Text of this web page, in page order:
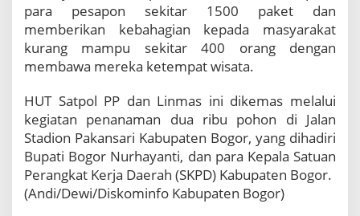
para pesapon sekitar 1500 paket dan
memberikan kebahagian kepada masyarakat
kurang mampu sekitar 400 orang dengan
membawa mereka ketempat wisata.
HUT Satpol PP dan Linmas ini dikemas melalui
kegiatan penanaman dua ribu pohon di Jalan
Stadion Pakansari Kabupaten Bogor, yang dihadiri
Bupati Bogor Nurhayanti, dan para Kepala Satuan
Perangkat Kerja Daerah (SKPD) Kabupaten Bogor.
(Andi/Dewi/Diskominfo Kabupaten Bogor)